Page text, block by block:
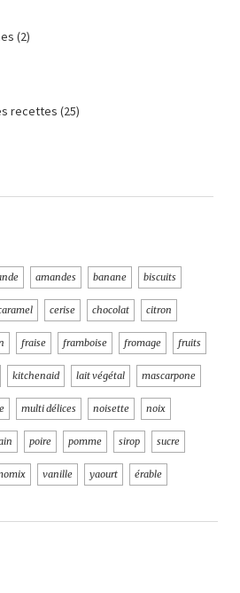
(2)
recettes (25)
amandes banane biscuits
cerise chocolat citron
fraise framboise fromage fruits
kitchenaid lait végétal mascarpone
multi délices noisette noix
poire pomme sirop sucre
vanille yaourt érable